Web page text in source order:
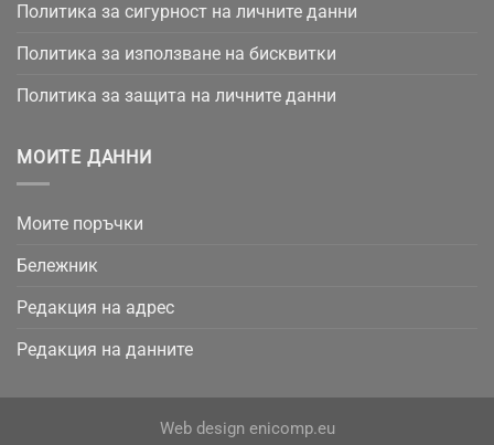
Политика за сигурност на личните данни
Политика за използване на бисквитки
Политика за защита на личните данни
МОИТЕ ДАННИ
Моите поръчки
Бележник
Редакция на адрес
Редакция на данните
Web design enicomp.eu